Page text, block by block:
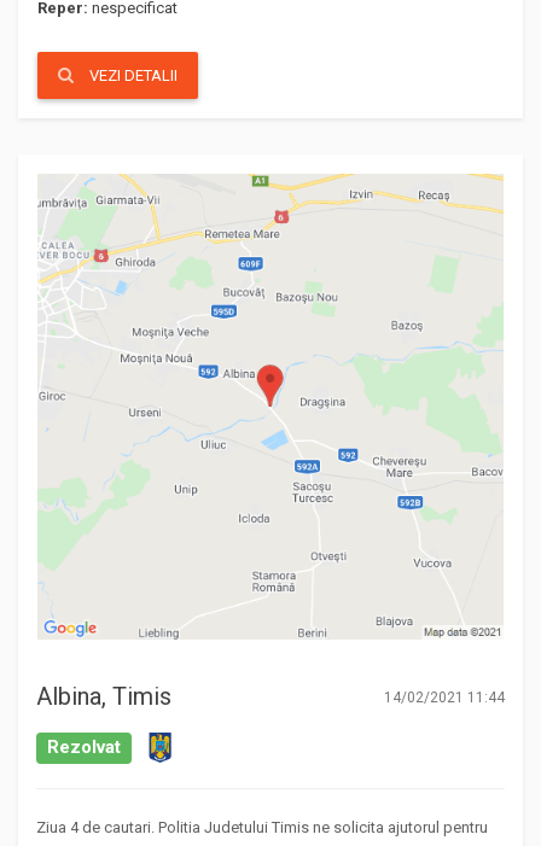
Reper: nespecificat
VEZI DETALII
Albina, Timis 14/02/2021 11:44
Rezolvat
Ziua 4 de cautari. Politia Judetului Timis ne solicita ajutorul pentru